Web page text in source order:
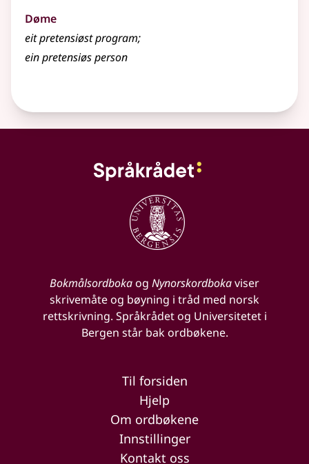
Døme
eit pretensiøst program;
ein pretensiøs person
Bokmålsordbokaog Nynorskordbokaviser
skrivemåte og bøyning i tråd med norsk
rettskrivning. Språkrådet og Universitetet i
Bergen står bak ordbøkene.
Til forsiden
Hjelp
Om ordbøkene
Innstillinger
Kontakt oss